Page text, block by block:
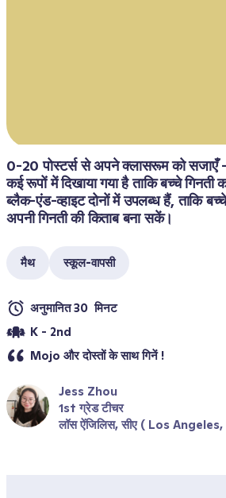
0-20 पोस्टर्स से अपने क्लासरूम को सजाएँ
कई रूपों में दिखाया गया है ताकि बच्चे
ब्लैक-एंड-व्हाइट दोनों में उपलब्ध हैं, ताकि
अपनी गिनती की किताब बना सकें।
मैथ स्कूल-वापसी
अनुमानित 30  मिनट
K - 2nd
Mojo और दोस्तों के साथ गिनें !
Jess Zhou
1st ग्रेड टीचर
लॉस ऐंजिलिस, सीए ( Los